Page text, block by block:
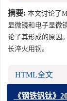
摘要: 本文讨论了
显微镜和电子显微
论了其形成的原因
长淬火用钢。
HTML全文
参考文献(0)
《钢铁钒钛》